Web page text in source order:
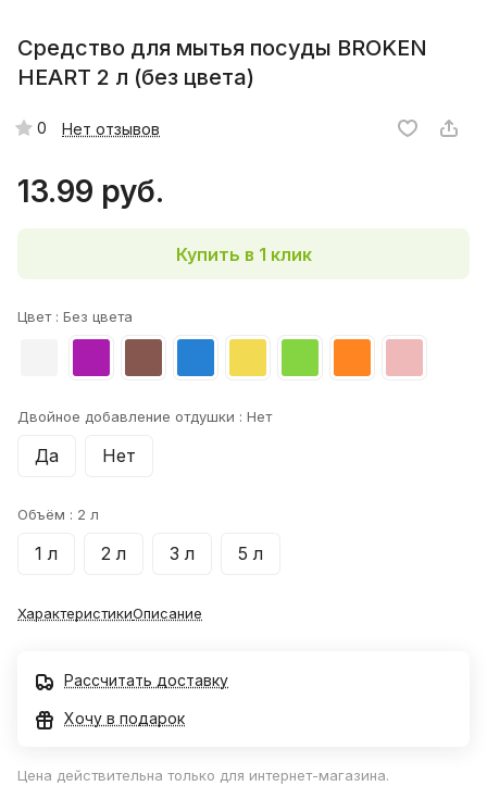
Средство для мытья посуды BROKEN
HEART 2 л (без цвета)
0 Нет отзывов
13.99 руб.
Купить в 1 клик
Цвет : Без цвета
Двойное добавление отдушки : Нет
Да Нет
Объём : 2 л
1 л 2 л 3 л 5 л
ХарактеристикиОписание
Рассчитать доставку
Хочу в подарок
Цена действительна только для интернет-магазина.